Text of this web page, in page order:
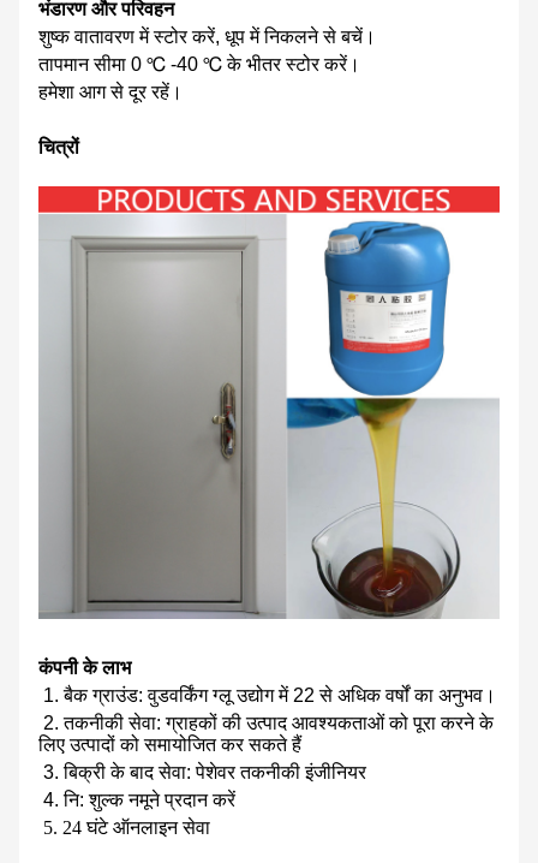
भंडारण और परिवहन
शुष्क वातावरण में स्टोर करें, धूप में निकलने से बचें।
तापमान सीमा 0 ℃ -40 ℃ के भीतर स्टोर करें।
हमेशा आग से दूर रहें।
चित्रों
कंपनी के लाभ
1. बैक ग्राउंड: वुडवर्किंग ग्लू उद्योग में 22 से अधिक वर्षों का अनुभव।
2. तकनीकी सेवा: ग्राहकों की उत्पाद आवश्यकताओं को पूरा करने के
लिए उत्पादों को समायोजित कर सकते हैं
3. बिक्री के बाद सेवा: पेशेवर तकनीकी इंजीनियर
4. नि: शुल्क नमूने प्रदान करें
5. 24 घंटे ऑनलाइन सेवा